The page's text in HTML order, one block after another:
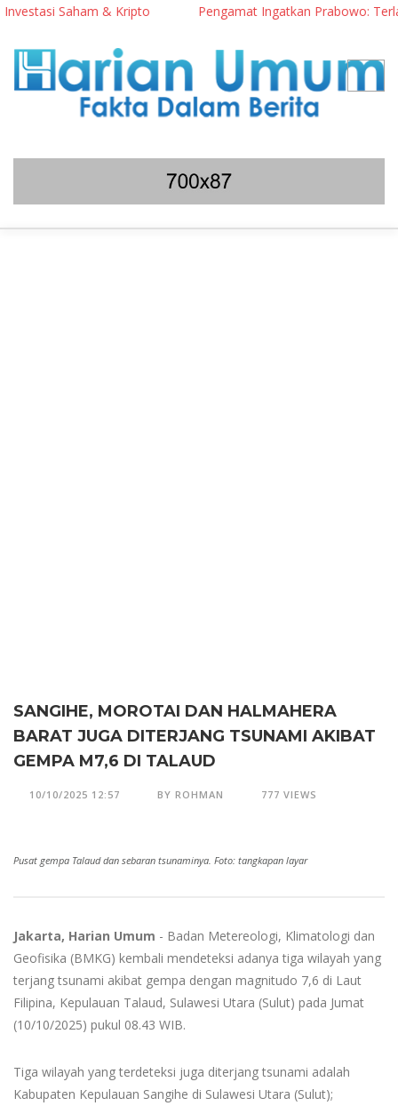
Saham & Kripto Pengamat Ingatkan Prabowo: Terlalu
SANGIHE, MOROTAI DAN HALMAHERA
BARAT JUGA DITERJANG TSUNAMI AKIBAT
GEMPA M7,6 DI TALAUD
10/10/2025 12:57 BY ROHMAN 777 VIEWS
Pusat gempa Talaud dan sebaran tsunaminya. Foto: tangkapan layar
Jakarta, Harian Umum - Badan Metereologi, Klimatologi dan
Geofisika (BMKG) kembali mendeteksi adanya tiga wilayah yang
terjang tsunami akibat gempa dengan magnitudo 7,6 di Laut
Filipina, Kepulauan Talaud, Sulawesi Utara (Sulut) pada Jumat
(10/10/2025) pukul 08.43 WIB.
Tiga wilayah yang terdeteksi juga diterjang tsunami adalah
Kabupaten Kepulauan Sangihe di Sulawesi Utara (Sulut);